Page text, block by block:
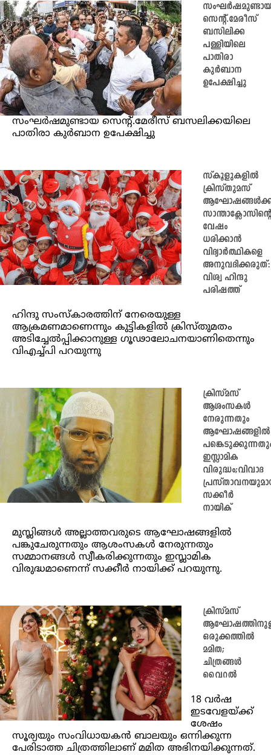
സംഘര്‍ഷമുണ്ടായ
സെന്‍റ്.മേരീസ്
ബസിലിക്ക
പള്ളിയി​ലെ
പാതിരാ
കുർബാന
ഉപേക്ഷിച്ചു
സംഘര്‍ഷമുണ്ടായ സെന്‍റ്.മേരീസ് ബസലിക്കയിലെ
പാതിരാ കുര്‍ബാന ഉപേക്ഷിച്ചു
സ്‌കൂളുകളില്‍
ക്രിസ്തുമസ്
സാന്താക്ലോസിന്റെ
വേഷം
ധരിക്കാന്‍
വിദ്യാര്‍ത്ഥികളെ
അനുവദിക്കരുത്:
വിശ്വ ഹിന്ദു
പരിഷത്ത്
ഹിന്ദു സംസ്‌കാരത്തിന് നേരെയുള്ള
ആക്രമണമാണെന്നും കുട്ടികളില്‍ ക്രിസ്തുമതം
അടിച്ചേല്‍പ്പിക്കാനുള്ള ഗൂഢാലോചനയാണിതെന്നും
വിഎച്ച്പി പറയുന്നു
ക്രിസ്മസ്
ആശംസകള്‍
നേരുന്നതും
ആഘോഷങ്ങളിൽ
ഇസ്ലാമിക
വിരുദ്ധം;വിവാദ
സക്കീർ
നായിക്
മുസ്ലിങ്ങൾ അല്ലാത്തവരുടെ ആഘോഷങ്ങളിൽ
പങ്കുചേരുന്നതും ആശംസകൾ നേരുന്നതും
സമ്മാനങ്ങൾ സ്വീകരിക്കുന്നതും ഇസ്ലാമിക
വിരുദ്ധമാണെന്ന് സക്കീര്‍ നായിക്ക് പറയുന്നു.
ക്രിസ്മസ്
ഒരുക്കത്തിൽ
മമിത;
ചിത്രങ്ങൾ
വൈറൽ
18 വര്‍ഷ
ഇടവേളയ്ക്ക്
ശേഷം
സൂര്യയും സംവിധായകന്‍ ബാലയും ഒന്നിക്കുന്ന
പേരിടാത്ത ചിത്രത്തിലാണ് മമിത അഭിനയിക്കുന്നത്.